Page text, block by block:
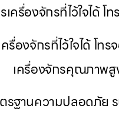
รื่องจักรที่ไว้ใจได้
รื่องจักรที่ไว้ใจได้ โ
เครื่องจักรคุณภาพ
รฐานความปลอดภัย